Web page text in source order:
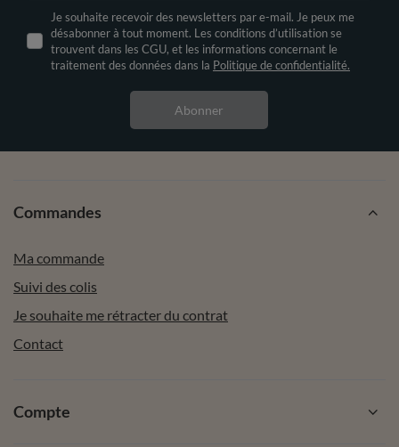
Je souhaite recevoir des newsletters par e-mail. Je peux me
désabonner à tout moment. Les conditions d’utilisation se
trouvent dans les CGU, et les informations concernant le
traitement des données dans la Politique de confidentialité.
Abonner
Commandes
Ma commande
Suivi des colis
Je souhaite me rétracter du contrat
Contact
Compte